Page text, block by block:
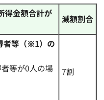
得金額合計が
減額割合
者等（※1）の
等が0人の場
7割